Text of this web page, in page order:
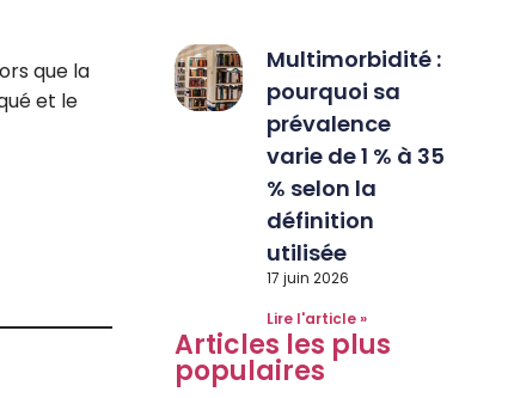
que la
et le
Multimorbidité :
pourquoi sa
prévalence
varie de 1 % à 35
% selon la
définition
utilisée
17 juin 2026
Lire l'article »
Articles les plus
populaires